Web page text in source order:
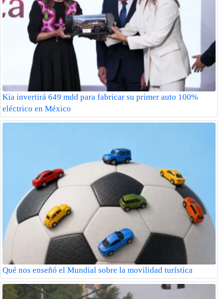
Kia invertirá 649 mdd para fabricar su primer auto 100%
eléctrico en México
Qué nos enseñó el Mundial sobre la movilidad turística